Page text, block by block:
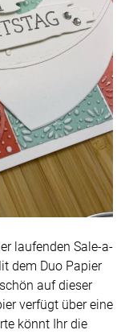
laufenden Sale-a-
dem Duo Papier
auf dieser
verfügt über eine
könnt Ihr die